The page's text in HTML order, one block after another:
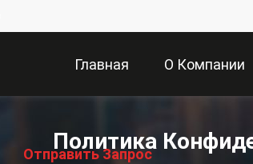
Главная
Страница
О Компании
Отправить Запрос
Политика